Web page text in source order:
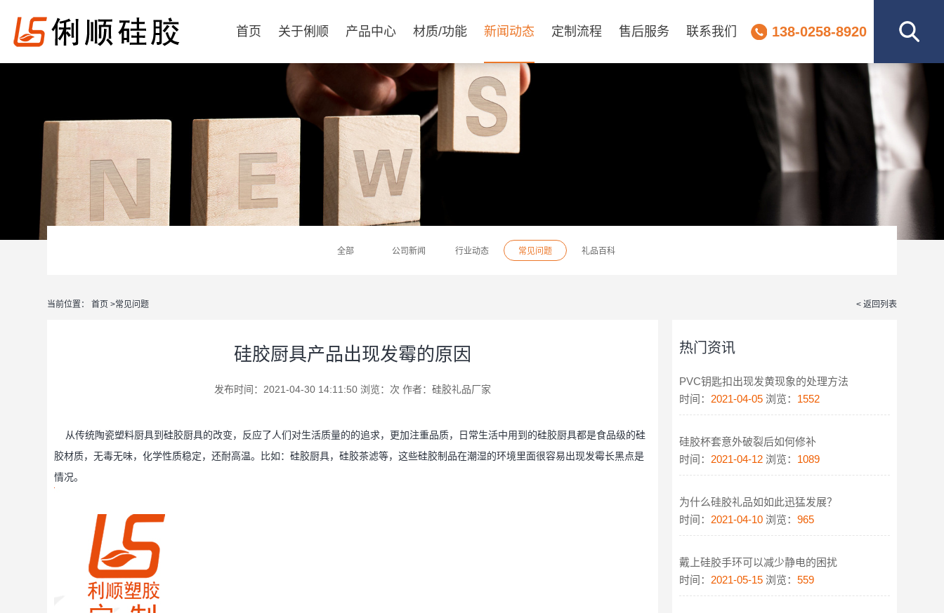
138-0258-8920
首页 关于俐顺 产品中心 材质/功能 新闻动态 定制流程 售后服务 联系我们
全部 公司新闻 行业动态 常见问题 礼品百科
当前位置： 首页>常见问题 < 返回列表
硅胶厨具产品出现发霉的原因
发布时间：2021-04-30 14:11:50 浏览： 次 作者： 硅胶礼品厂家
从传统陶瓷塑料厨具到硅胶厨具的改变，反应了人们对生活质量的的追求，更加注重品质，日常生活中用到的硅胶厨具都是食品级的硅
胶材质，无毒无味，化学性质稳定，还耐高温。比如：硅胶厨具，硅胶茶滤等，这些硅胶制品在潮湿的环境里面很容易出现发霉长黑点是
情况。
热门资讯
PVC钥匙扣出现发黄现象的处理方法
时间： 2021-04-05浏览： 1552
硅胶杯套意外破裂后如何修补
时间： 2021-04-12浏览： 1089
为什么硅胶礼品如如此迅猛发展？
时间： 2021-04-10浏览： 965
戴上硅胶手环可以减少静电的困扰
时间： 2021-05-15浏览： 559